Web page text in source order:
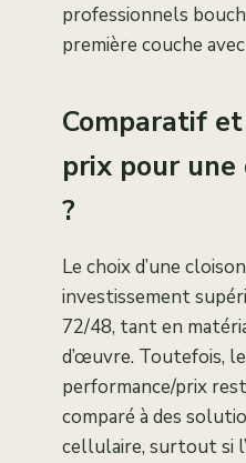
professionnels
première couche
Comparatif
prix pour
?
Le choix d’une
investissement
72/48, tant en
d’œuvre. Toutefois,
performance/prix
comparé à des
cellulaire, surtout si